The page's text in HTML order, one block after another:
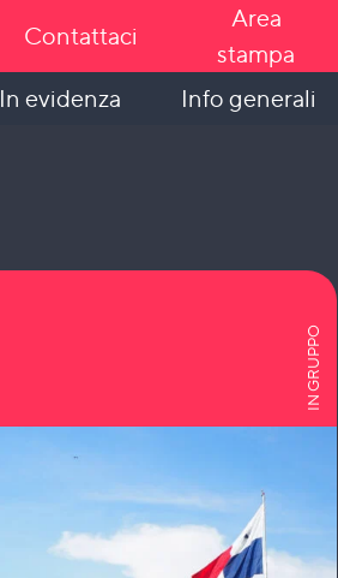
Contattaci
Area
stampa
In evidenza Info generali
IN GRUPPO